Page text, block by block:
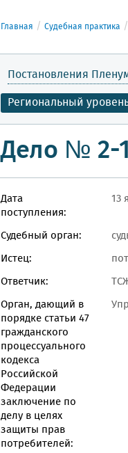
Главная Судебная практика
Постановления
Региональный
Дело № 2-
Дата
поступления:
13
Судебный орган:
Истец:
Ответчик:
Орган, дающий в
порядке статьи 47
гражданского
процессуального
кодекса
Российской
Федерации
заключение по
делу в целях
защиты прав
потребителей: